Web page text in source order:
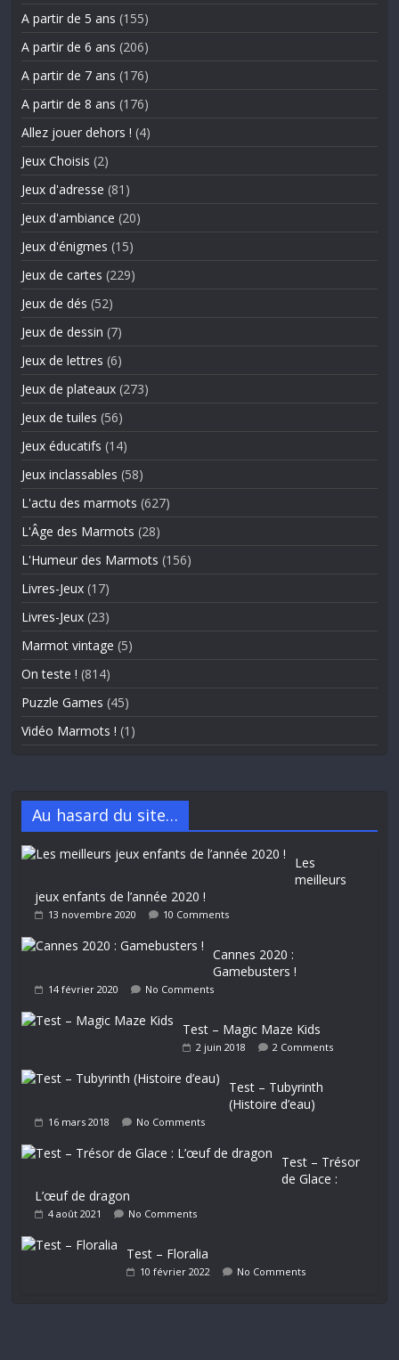
A partir de 5 ans (155)
A partir de 6 ans (206)
A partir de 7 ans (176)
A partir de 8 ans (176)
Allez jouer dehors ! (4)
Jeux Choisis (2)
Jeux d'adresse (81)
Jeux d'ambiance (20)
Jeux d'énigmes (15)
Jeux de cartes (229)
Jeux de dés (52)
Jeux de dessin (7)
Jeux de lettres (6)
Jeux de plateaux (273)
Jeux de tuiles (56)
Jeux éducatifs (14)
Jeux inclassables (58)
L'actu des marmots (627)
L'Âge des Marmots (28)
L'Humeur des Marmots (156)
Livres-Jeux (17)
Livres-Jeux (23)
Marmot vintage (5)
On teste ! (814)
Puzzle Games (45)
Vidéo Marmots ! (1)
Au hasard du site…
Les
meilleurs
jeux enfants de l’année 2020 !
13 novembre 2020 10 Comments
Cannes 2020 :
Gamebusters !
14 février 2020 No Comments
Test – Magic Maze Kids
2 juin 2018 2 Comments
Test – Tubyrinth
(Histoire d’eau)
16 mars 2018 No Comments
Test – Trésor
de Glace :
L’œuf de dragon
4 août 2021 No Comments
Test – Floralia
10 février 2022 No Comments